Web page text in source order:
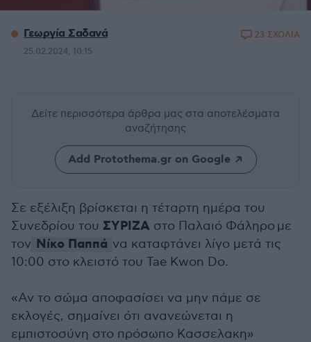
Γεωργία Σαδανά
25.02.2024, 10:15
23 ΣΧΟΛΙΑ
Δείτε περισσότερα άρθρα μας στα αποτελέσματα
αναζήτησης
Add Protothema.gr on Google
Σε εξέλιξη βρίσκεται η τέταρτη ημέρα του
Συνεδρίου του ΣΥΡΙΖΑ στο Παλαιό Φάληρο με
τον Νίκο Παππά να καταφτάνει λίγο μετά τις
10:00 στο κλειστό του Tae Kwon Do.
«Αν το σώμα αποφασίσει να μην πάμε σε
εκλογές, σημαίνει ότι ανανεώνεται η
εμπιστοσύνη στο πρόσωπο Κασσελακη»